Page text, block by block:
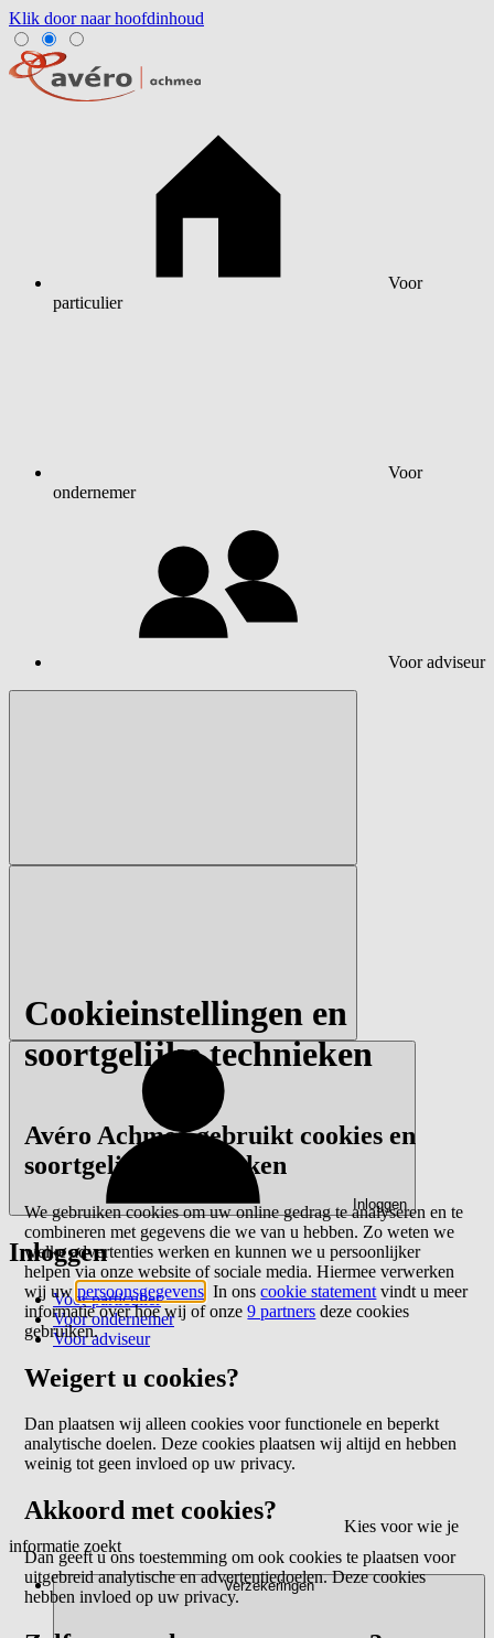
Klik door naar hoofdinhoud
Voor
particulier
Voor
ondernemer
Voor adviseur
Inloggen
Inloggen
Voor particulier
Voor ondernemer
Voor adviseur
Kies voor wie je
informatie zoekt
Verzekeringen
Cookieinstellingen en
soortgelijke technieken
Avéro Achmea gebruikt cookies en
soortgelijke technieken
We gebruiken cookies om uw online gedrag te analyseren en te
combineren met gegevens die we van u hebben. Zo weten we
welke advertenties werken en kunnen we u persoonlijker
helpen via onze website of sociale media. Hiermee verwerken
wij uwpersoonsgegevens . In onscookie statement vindt u meer
informatie over hoe wij of onze9 partners deze cookies
gebruiken.
Weigert u cookies?
Dan plaatsen wij alleen cookies voor functionele en beperkt
analytische doelen. Deze cookies plaatsen wij altijd en hebben
weinig tot geen invloed op uw privacy.
Akkoord met cookies?
Dan geeft u ons toestemming om ook cookies te plaatsen voor
uitgebreid analytische en advertentiedoelen. Deze cookies
hebben invloed op uw privacy.